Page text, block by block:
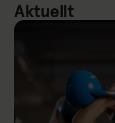
Aktuellt